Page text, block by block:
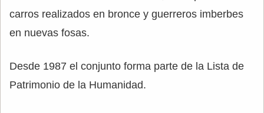
carros realizados en bronce y guerreros imberbes
en nuevas fosas.
Desde 1987 el conjunto forma parte de la Lista de
Patrimonio de la Humanidad.